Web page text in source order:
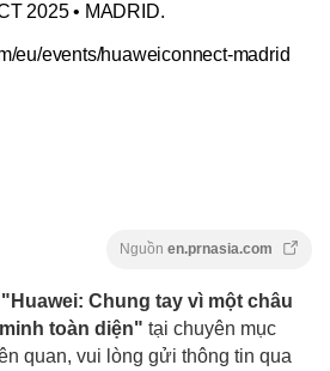
2025 • MADRID.
eu/events/huaweiconnect-madrid
Nguồn en.prnasia.com
"Huawei: Chung tay vì một châu
toàn diện" tại chuyên mục
quan, vui lòng gửi thông tin qua